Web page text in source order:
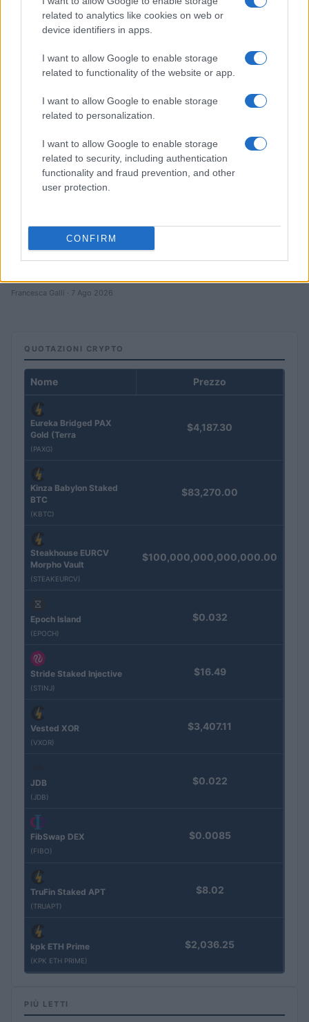
related to analytics like cookies on web or
device identifiers in apps.
I want to allow Google to enable storage
related to functionality of the website or app.
I want to allow Google to enable storage
related to personalization.
I want to allow Google to enable storage
related to security, including authentication
functionality and fraud prevention, and other
user protection.
CONFIRM
ETF su Ethereum: afflussi in calo dopo il picco di luglio
CRIPTOVALUTE
Giuseppe Conte in commissione Covid: le rivelazioni su
Francesca Galli · 7 Ago 2026
QUOTAZIONI CRYPTO
Nome Prezzo
Eureka Bridged PAX
Gold (Terra
(PAXG)
$4,187.30
Kinza Babylon Staked
BTC
(KBTC)
$83,270.00
Steakhouse EURCV
Morpho Vault
(STEAKEURCV)
$100,000,000,000,000.00
Epoch Island
(EPOCH)
$0.032
Stride Staked Injective
(STINJ)
$16.49
Vested XOR
(VXOR)
$3,407.11
JDB
(JDB)
$0.022
FibSwap DEX
(FIBO)
$0.0085
TruFin Staked APT
(TRUAPT)
$8.02
kpk ETH Prime
(KPK ETH PRIME)
$2,036.25
PIÙ LETTI